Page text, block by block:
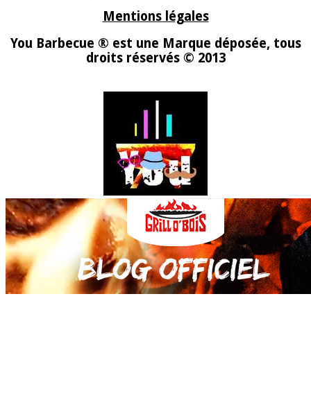
Mentions légales
You Barbecue ® est une Marque déposée, tous
droits réservés © 2013